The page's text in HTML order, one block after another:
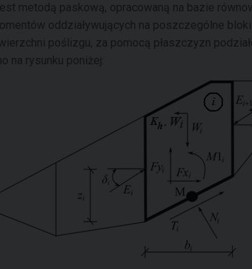
metodą paskową, opracowaną na bazie
oddziaływujących na poszczególne
poślizgu, za pomocą płaszczyzn
na rysunku poniżej: